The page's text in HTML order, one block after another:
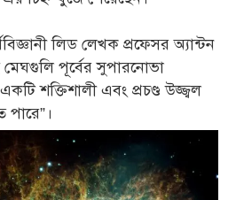
লিড লেখক প্রফেসর অ্যান্টন
পূর্বের সুপারনোভা
শক্তিশালী এবং প্রচণ্ড উজ্জ্বল